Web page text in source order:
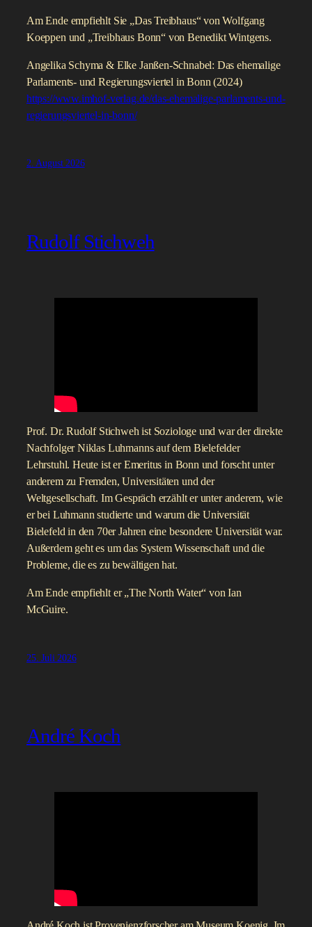
Am Ende empfiehlt Sie „Das Treibhaus“ von Wolfgang
Koeppen und „Treibhaus Bonn“ von Benedikt Wintgens.
Angelika Schyma & Elke Janßen-Schnabel: Das ehemalige
Parlaments- und Regierungsviertel in Bonn (2024)
https://www.imhof-verlag.de/das-ehemalige-parlaments-und-
regierungsviertel-in-bonn/
2. August 2026
Rudolf Stichweh
Prof. Dr. Rudolf Stichweh ist Soziologe und war der direkte
Nachfolger Niklas Luhmanns auf dem Bielefelder
Lehrstuhl. Heute ist er Emeritus in Bonn und forscht unter
anderem zu Fremden, Universitäten und der
Weltgesellschaft. Im Gespräch erzählt er unter anderem, wie
er bei Luhmann studierte und warum die Universität
Bielefeld in den 70er Jahren eine besondere Universität war.
Außerdem geht es um das System Wissenschaft und die
Probleme, die es zu bewältigen hat.
Am Ende empfiehlt er „The North Water“ von Ian
McGuire.
25. Juli 2026
André Koch